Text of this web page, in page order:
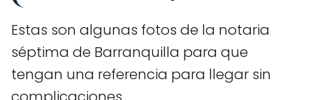
Estas son algunas fotos de la notaria
séptima de Barranquilla para que
tengan una referencia para llegar sin